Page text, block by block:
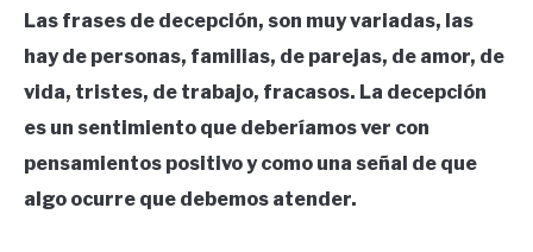
Las frases de decepción, son muy variadas, las
hay de personas, familias, de parejas, de amor, de
vida, tristes, de trabajo, fracasos. La decepción
es un sentimiento que deberíamos ver con
pensamientos positivo y como una señal de que
algo ocurre que debemos atender.